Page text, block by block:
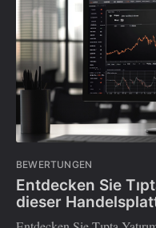
BEWERTUNGEN
Entdecken Sie
dieser